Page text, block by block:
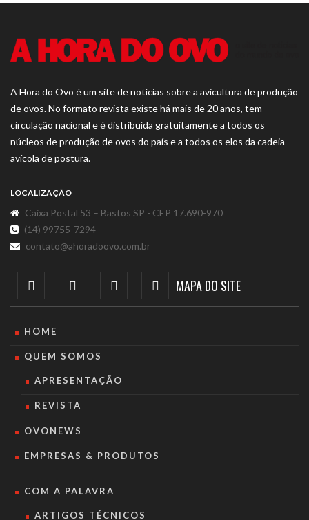
A Hora do Ovo é um site de notícias sobre a avicultura de produção
de ovos. No formato revista existe há mais de 20 anos, tem
circulação nacional e é distribuída gratuitamente a todos os
núcleos de produção de ovos do país e a todos os elos da cadeia
avícola de postura.
LOCALIZAÇÃO
Caixa Postal 53 – Bastos SP - CEP 17.690-970
(14) 99755-7294
contato@ahoradoovo.com.br
MAPA DO SITE
HOME
QUEM SOMOS
APRESENTAÇÃO
REVISTA
OVONEWS
EMPRESAS & PRODUTOS
COM A PALAVRA
ARTIGOS TÉCNICOS